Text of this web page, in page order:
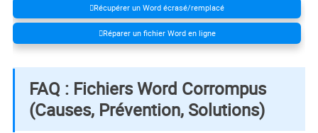
Récupérer un Word écrasé/remplacé
Réparer un fichier Word en ligne
FAQ : Fichiers Word Corrompus
(Causes, Prévention, Solutions)